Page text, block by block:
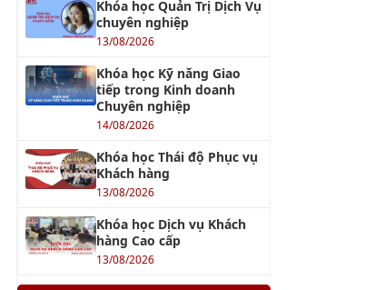
Khóa học Quản Trị Dịch Vụ
chuyên nghiệp
13/08/2026
Khóa học Kỹ năng Giao
tiếp trong Kinh doanh
Chuyên nghiệp
14/08/2026
Khóa học Thái độ Phục vụ
Khách hàng
13/08/2026
Khóa học Dịch vụ Khách
hàng Cao cấp
13/08/2026